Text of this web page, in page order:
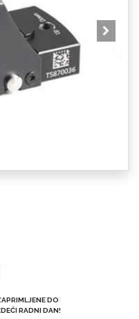
DO
RADNI DAN!